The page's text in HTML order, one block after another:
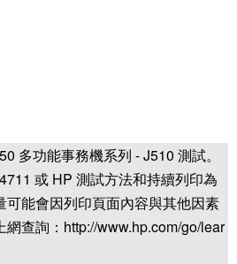
多功能事務機系列 - J510 測試。
或 HP 測試方法和持續列印為
可能會因列印頁面內容與其他因素
查詢：http://www.hp.com/go/lear